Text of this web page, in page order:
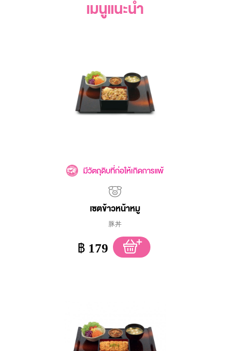
เมนูแนะนำ
มีวัตถุดิบที่ก่อให้เกิดการแพ้
เซตข้าวหน้าหมู
豚丼
฿ 179